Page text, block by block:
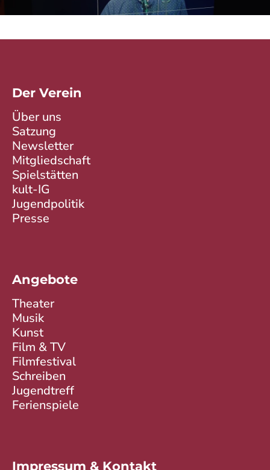
Der Verein
Über uns
Satzung
Newsletter
Mitgliedschaft
Spielstätten
kult-IG
Jugendpolitik
Presse
Angebote
Theater
Musik
Kunst
Film & TV
Filmfestival
Schreiben
Jugendtreff
Ferienspiele
Impressum & Kontakt